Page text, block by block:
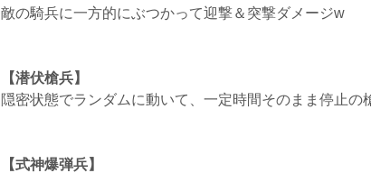
敵の騎兵に一方的にぶつかって迎撃＆突撃ダメージw
【潜伏槍兵】
隠密状態でランダムに動いて、一定時間そのまま停止
【式神爆弾兵】